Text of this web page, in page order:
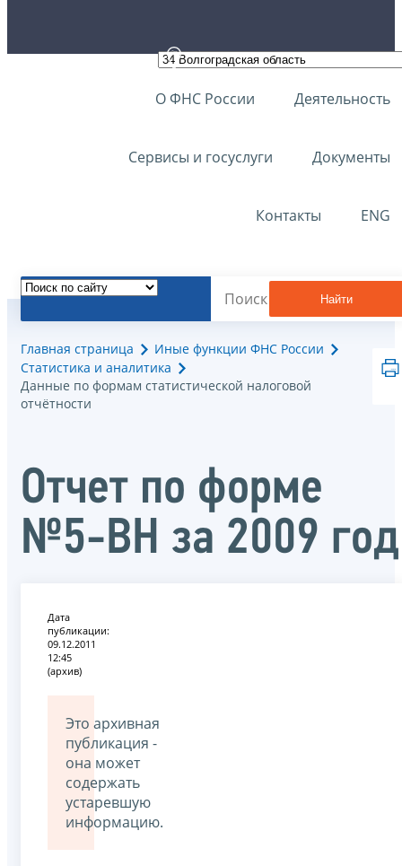
О ФНС России Деятельность
Сервисы и госуслуги Документы
Контакты ENG
Найти
Главная страница
Иные функции ФНС России
Статистика и аналитика
Данные по формам статистической налоговой
отчётности
Oтчет по форме
№5-ВН за 2009 год
Дата
публикации:
09.12.2011
12:45
(архив)
Это архивная
публикация -
она может
содержать
устаревшую
информацию.